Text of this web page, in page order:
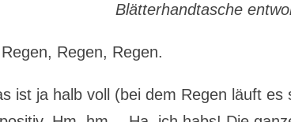
Blätterhandtasche
Regen, Regen.
ist ja halb voll (bei dem Regen läuft